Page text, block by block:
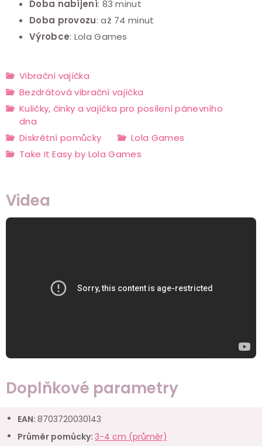
Doba nabíjení: 83 minut
Doba provozu: až 74 minut
Výrobce: Lola Games
Vibrační vajíčka
Bezdrátová vibrační vajíčka
Kuličky, činky a vajíčka pro posílení pánevního
dna
Diskrétní pomůcky
Lola Games
Take It Easy by Lola Games
Videa
Doplňkové parametry
EAN: 8703720030143
Průměr pomůcky: 3-4 cm (průměr)